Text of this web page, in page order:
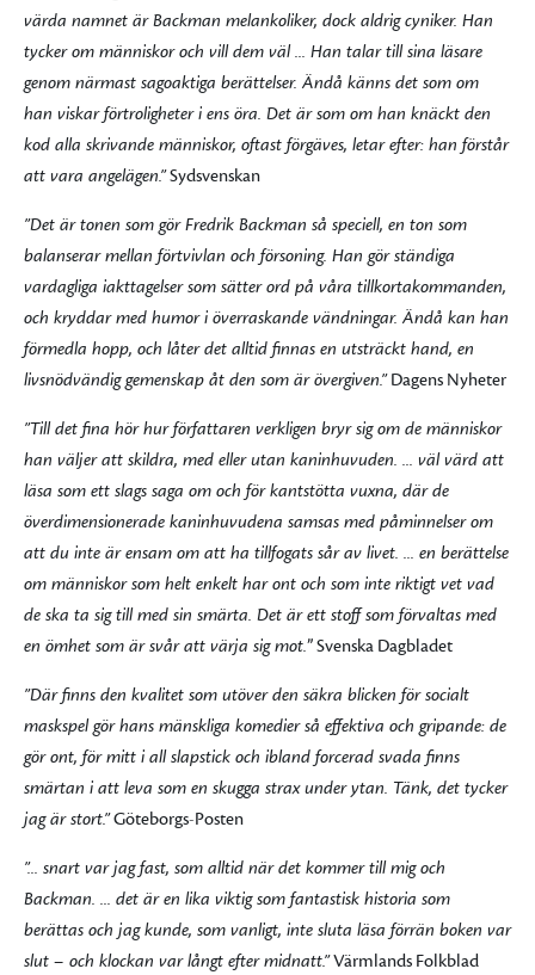
värda namnet är Backman melankoliker, dock aldrig cyniker. Han
tycker om människor och vill dem väl ... Han talar till sina läsare
genom närmast sagoaktiga berättelser. Ändå känns det som om
han viskar förtroligheter i ens öra. Det är som om han knäckt den
kod alla skrivande människor, oftast förgäves, letar efter: han förstår
att vara angelägen.”Sydsvenskan
”Det är tonen som gör Fredrik Backman så speciell, en ton som
balanserar mellan förtvivlan och försoning. Han gör ständiga
vardagliga iakttagelser som sätter ord på våra tillkortakommanden,
och kryddar med humor i överraskande vändningar. Ändå kan han
förmedla hopp, och låter det alltid finnas en utsträckt hand, en
livsnödvändig gemenskap åt den som är övergiven.”Dagens Nyheter
”Till det fina hör hur författaren verkligen bryr sig om de människor
han väljer att skildra, med eller utan kaninhuvuden. ... väl värd att
läsa som ett slags saga om och för kantstötta vuxna, där de
överdimensionerade kaninhuvudena samsas med påminnelser om
att du inte är ensam om att ha tillfogats sår av livet. ... en berättelse
om människor som helt enkelt har ont och som inte riktigt vet vad
de ska ta sig till med sin smärta. Det är ett stoff som förvaltas med
en ömhet som är svår att värja sig mot.” Svenska Dagbladet
”Där finns den kvalitet som utöver den säkra blicken för socialt
maskspel gör hans mänskliga komedier så effektiva och gripande: de
gör ont, för mitt i all slapstick och ibland forcerad svada finns
smärtan i att leva som en skugga strax under ytan. Tänk, det tycker
jag är stort.”Göteborgs-Posten
”... snart var jag fast, som alltid när det kommer till mig och
Backman. ... det är en lika viktig som fantastisk historia som
berättas och jag kunde, som vanligt, inte sluta läsa förrän boken var
slut – och klockan var långt efter midnatt.”Värmlands Folkblad